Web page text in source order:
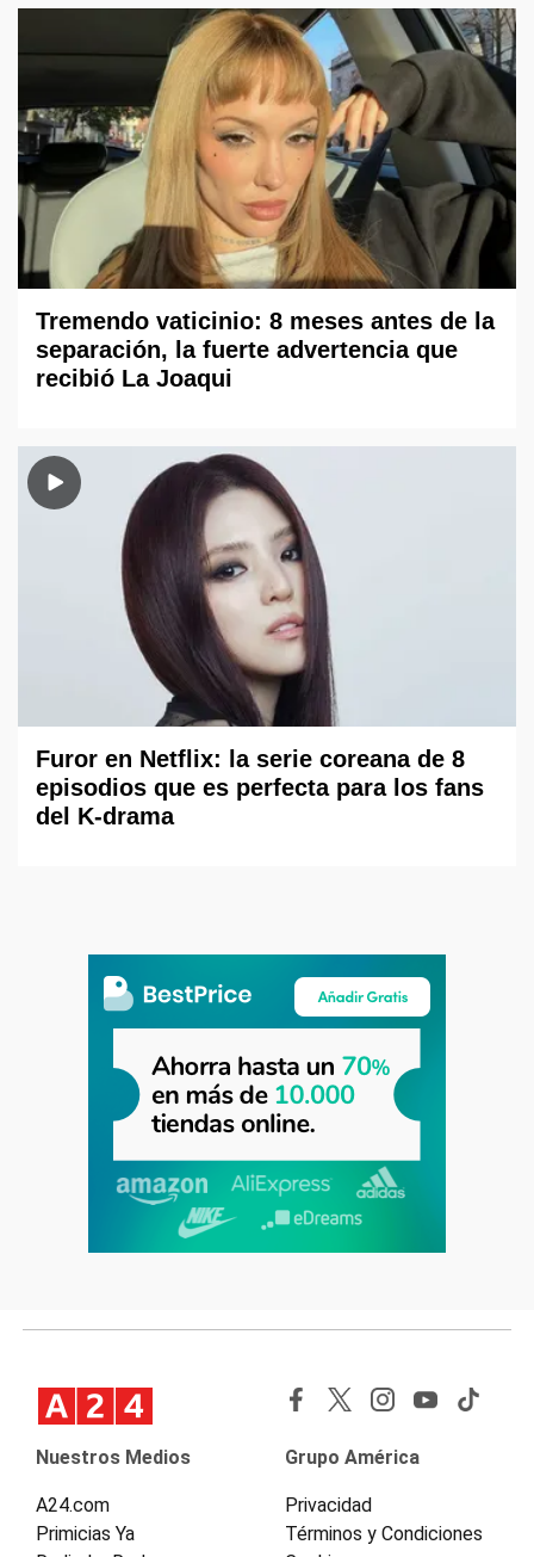
Tremendo vaticinio: 8 meses antes de la
separación, la fuerte advertencia que
recibió La Joaqui
Furor en Netflix: la serie coreana de 8
episodios que es perfecta para los fans
del K-drama
Nuestros Medios
A24.com
Primicias Ya
Grupo América
Privacidad
Términos y Condiciones